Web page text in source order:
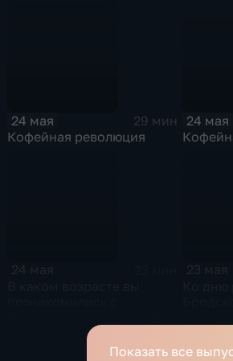
24 мая
29 мин
Кофейная революция
24 мая
Показать все